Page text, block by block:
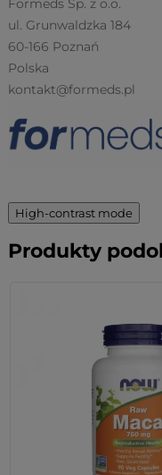
Formeds Sp. z o.o.
ul. Grunwaldzka 184
60-166 Poznań
Polska
kontakt@formeds.pl
High-contrast mode
Produkty